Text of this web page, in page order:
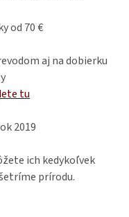
od 70 €
aj na dobierku
tu
2019
ich kedykoľvek
prírodu.